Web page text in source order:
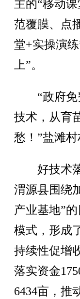
主的“移动
范覆膜、点
堂+实操演
上”。
“政府免
技术，从育
愁！”盐滩村
好技术落
渭源县围绕
产业基地”
模式，形成
持续性促增
落实资金
6434亩，推